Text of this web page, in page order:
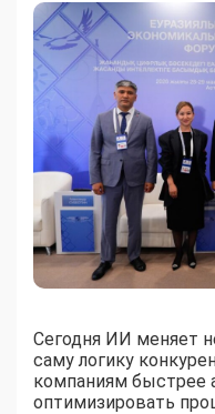
Сегодня ИИ меняет
саму логику
компаниям быстрее
оптимизировать